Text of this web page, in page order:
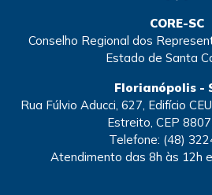
CORE-SC
Conselho Regional dos
Estado de Santa
Florianópolis -
Rua Fúlvio Aducci, 627, Edifício
Estreito, CEP
Telefone: (48)
Atendimento das 8h às 12h